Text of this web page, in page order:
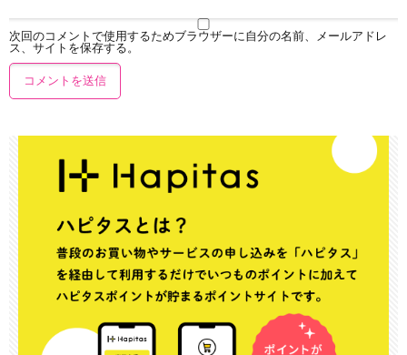
次回のコメントで使用するためブラウザーに自分の名前、メールアドレ
ス、サイトを保存する。